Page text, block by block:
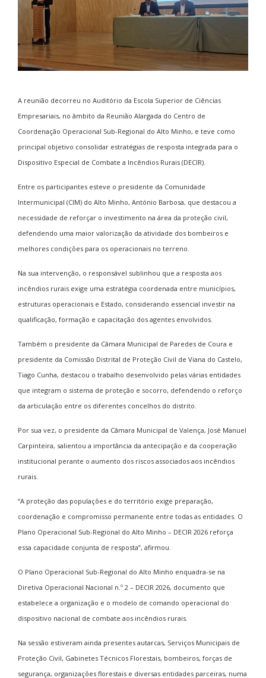
A reunião decorreu no Auditório da Escola Superior de Ciências
Empresariais, no âmbito da Reunião Alargada do Centro de
Coordenação Operacional Sub-Regional do Alto Minho, e teve como
principal objetivo consolidar estratégias de resposta integrada para o
Dispositivo Especial de Combate a Incêndios Rurais (DECIR).
Entre os participantes esteve o presidente da Comunidade
Intermunicipal (CIM) do Alto Minho, António Barbosa, que destacou a
necessidade de reforçar o investimento na área da proteção civil,
defendendo uma maior valorização da atividade dos bombeiros e
melhores condições para os operacionais no terreno.
Na sua intervenção, o responsável sublinhou que a resposta aos
incêndios rurais exige uma estratégia coordenada entre municípios,
estruturas operacionais e Estado, considerando essencial investir na
qualificação, formação e capacitação dos agentes envolvidos.
Também o presidente da Câmara Municipal de Paredes de Coura e
presidente da Comissão Distrital de Proteção Civil de Viana do Castelo,
Tiago Cunha, destacou o trabalho desenvolvido pelas várias entidades
que integram o sistema de proteção e socorro, defendendo o reforço
da articulação entre os diferentes concelhos do distrito.
Por sua vez, o presidente da Câmara Municipal de Valença, José Manuel
Carpinteira, salientou a importância da antecipação e da cooperação
institucional perante o aumento dos riscos associados aos incêndios
rurais.
“A proteção das populações e do território exige preparação,
coordenação e compromisso permanente entre todas as entidades. O
Plano Operacional Sub-Regional do Alto Minho – DECIR 2026 reforça
essa capacidade conjunta de resposta”, afirmou.
O Plano Operacional Sub-Regional do Alto Minho enquadra-se na
Diretiva Operacional Nacional n.º 2 – DECIR 2026, documento que
estabelece a organização e o modelo de comando operacional do
dispositivo nacional de combate aos incêndios rurais.
Na sessão estiveram ainda presentes autarcas, Serviços Municipais de
Proteção Civil, Gabinetes Técnicos Florestais, bombeiros, forças de
segurança, organizações florestais e diversas entidades parceiras, numa